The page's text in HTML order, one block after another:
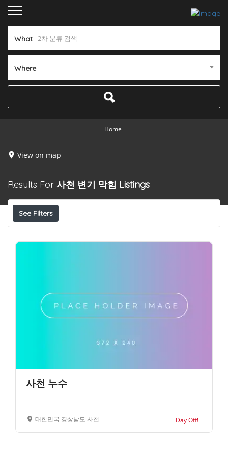
What
Where
Home
View on map
Results For 사천 변기 막힘 Listings
See Filters
사천 누수
대한민국 경상남도 사천 Day Off!